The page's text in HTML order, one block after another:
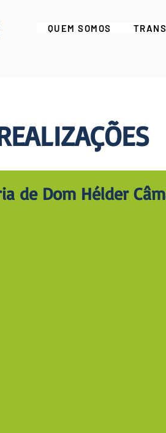
QUEM SOMOS
de Dom Hélder